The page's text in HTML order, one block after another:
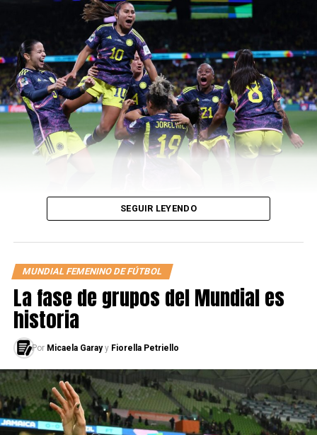
SEGUIR LEYENDO
MUNDIAL FEMENINO DE FÚTBOL
La fase de grupos del Mundial es
historia
Por Micaela Garayy Fiorella Petriello